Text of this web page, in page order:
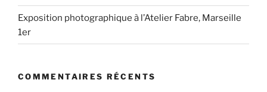
Exposition photographique à l’Atelier Fabre, Marseille
1er
COMMENTAIRES RÉCENTS